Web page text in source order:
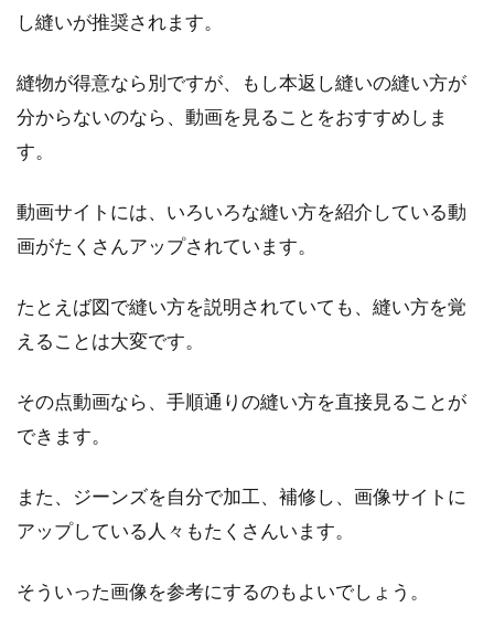
し縫いが推奨されます。
縫物が得意なら別ですが、もし本返し縫いの縫い方が
分からないのなら、動画を見ることをおすすめしま
す。
動画サイトには、いろいろな縫い方を紹介している動
画がたくさんアップされています。
たとえば図で縫い方を説明されていても、縫い方を覚
えることは大変です。
その点動画なら、手順通りの縫い方を直接見ることが
できます。
また、ジーンズを自分で加工、補修し、画像サイトに
アップしている人々もたくさんいます。
そういった画像を参考にするのもよいでしょう。